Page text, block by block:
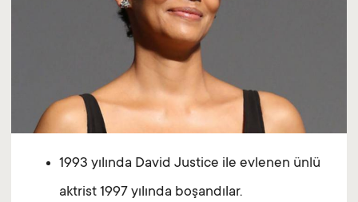
1993 yılında David Justice ile evlenen ünlü
aktrist 1997 yılında boşandılar.